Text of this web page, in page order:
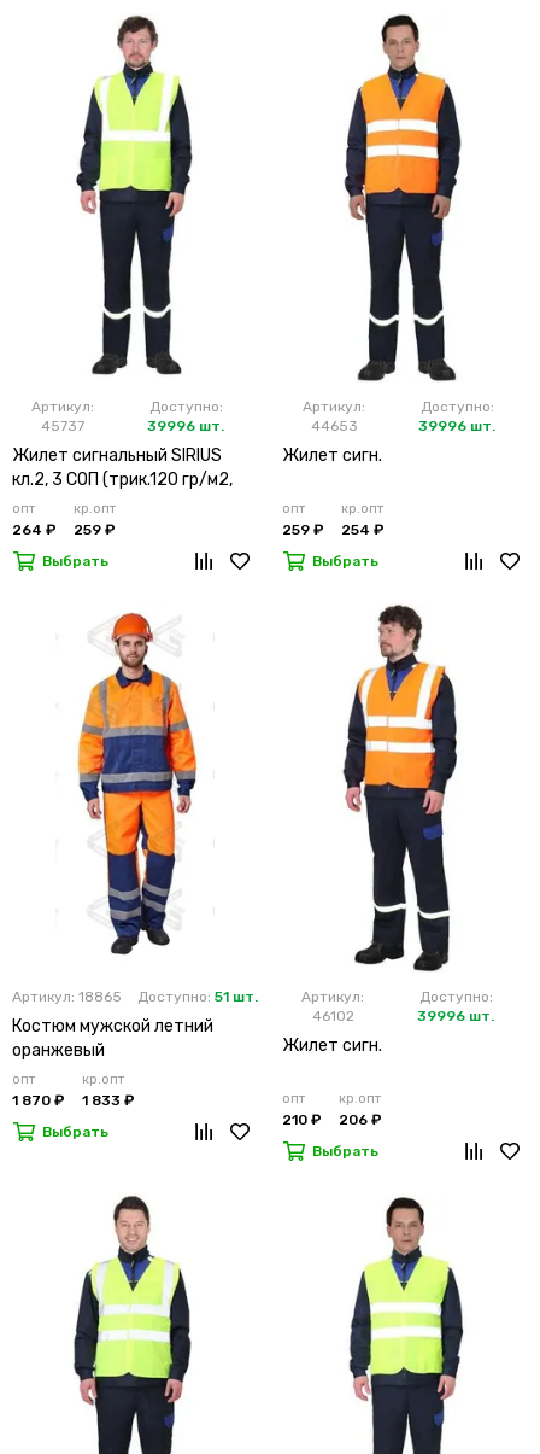
Артикул:
45737
Доступно:
39996 шт.
Жилет сигнальный SIRIUS
кл.2, 3 СОП (трик.120 гр/м2,
карманы) лимонный
опт
264 ₽
кр.опт
259 ₽
Выбрать
Артикул:
44653
Доступно:
39996 шт.
Жилет сигн.
опт
259 ₽
кр.опт
254 ₽
Выбрать
Артикул: 18865 Доступно: 51 шт.
Костюм мужской летний
оранжевый
опт
1 870 ₽
кр.опт
1 833 ₽
Выбрать
Артикул:
46102
Доступно:
39996 шт.
Жилет сигн.
опт
210 ₽
кр.опт
206 ₽
Выбрать